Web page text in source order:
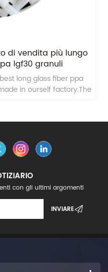
ppa gf30 ppa
ppa gf30 ppa pelletts
fabbrica.La produzione è
con gli ultimi argomenti